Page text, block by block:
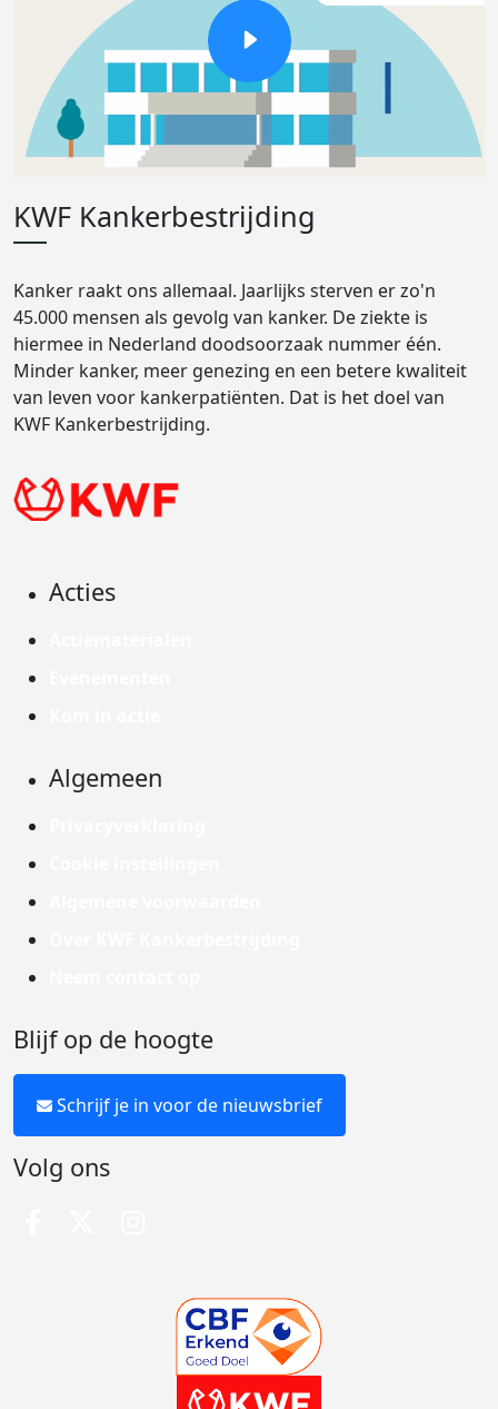
KWF Kankerbestrijding
Kanker raakt ons allemaal. Jaarlijks sterven er zo'n
45.000 mensen als gevolg van kanker. De ziekte is
hiermee in Nederland doodsoorzaak nummer één.
Minder kanker, meer genezing en een betere kwaliteit
van leven voor kankerpatiënten. Dat is het doel van
KWF Kankerbestrijding.
Acties
Algemeen
Blijf op de hoogte
Schrijf je in voor de nieuwsbrief
Volg ons